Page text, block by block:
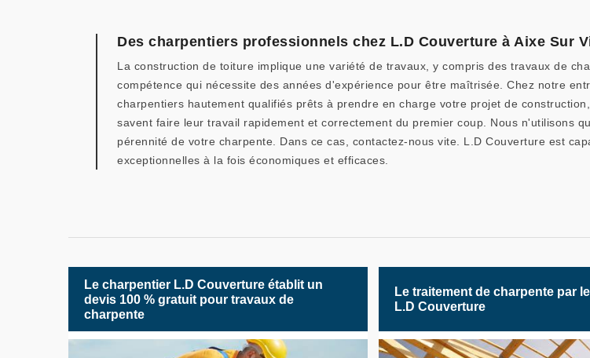
Des charpentiers professionnels chez L.D Couverture à Aixe Sur
La construction de toiture implique une variété de travaux, y compris des travaux de
compétence qui nécessite des années d'expérience pour être maîtrisée. Chez notre
charpentiers hautement qualifiés prêts à prendre en charge votre projet de
savent faire leur travail rapidement et correctement du premier coup. Nous n'utilisons
pérennité de votre charpente. Dans ce cas, contactez-nous vite. L.D Couverture est
exceptionnelles à la fois économiques et efficaces.
Le charpentier L.D Couverture établit un
devis 100 % gratuit pour travaux de
charpente
Le traitement de charpente par
L.D Couverture